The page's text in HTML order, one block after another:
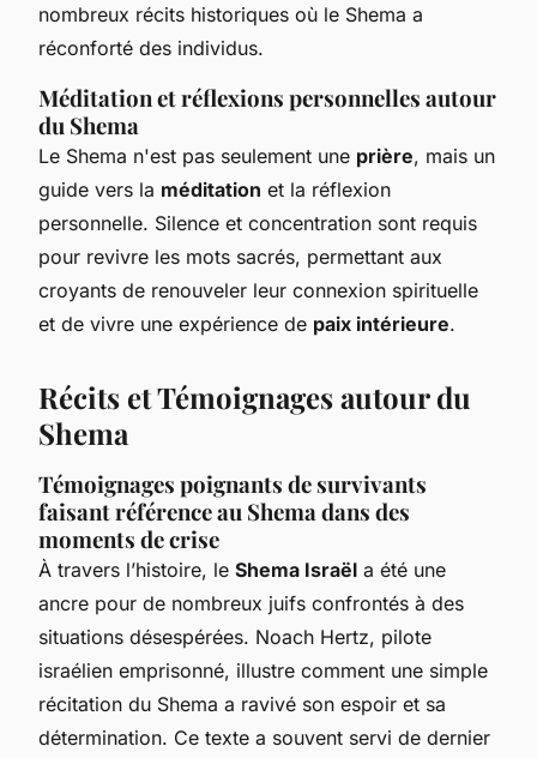
nombreux récits historiques où le Shema a
réconforté des individus.
Méditation et réflexions personnelles autour
du Shema
Le Shema n'est pas seulement une prière, mais un
guide vers la méditation et la réflexion
personnelle. Silence et concentration sont requis
pour revivre les mots sacrés, permettant aux
croyants de renouveler leur connexion spirituelle
et de vivre une expérience de paix intérieure.
Récits et Témoignages autour du
Shema
Témoignages poignants de survivants
faisant référence au Shema dans des
moments de crise
À travers l’histoire, le Shema Israël a été une
ancre pour de nombreux juifs confrontés à des
situations désespérées. Noach Hertz, pilote
israélien emprisonné, illustre comment une simple
récitation du Shema a ravivé son espoir et sa
détermination. Ce texte a souvent servi de dernier